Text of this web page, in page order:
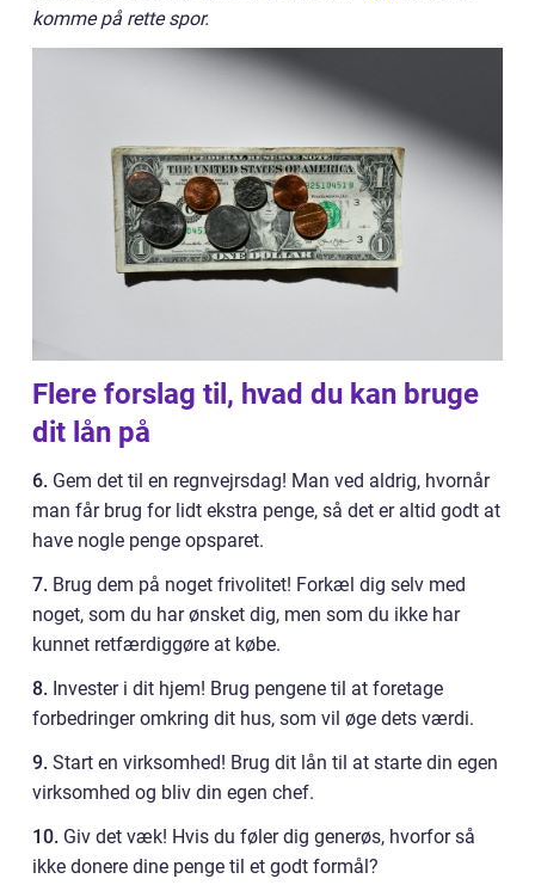
komme på rette spor.
Flere forslag til, hvad du kan bruge
dit lån på
6. Gem det til en regnvejrsdag! Man ved aldrig, hvornår
man får brug for lidt ekstra penge, så det er altid godt at
have nogle penge opsparet.
7. Brug dem på noget frivolitet! Forkæl dig selv med
noget, som du har ønsket dig, men som du ikke har
kunnet retfærdiggøre at købe.
8. Invester i dit hjem! Brug pengene til at foretage
forbedringer omkring dit hus, som vil øge dets værdi.
9. Start en virksomhed! Brug dit lån til at starte din egen
virksomhed og bliv din egen chef.
10. Giv det væk! Hvis du føler dig generøs, hvorfor så
ikke donere dine penge til et godt formål?